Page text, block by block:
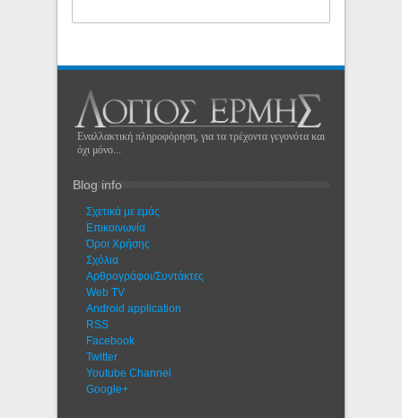
Εναλλακτική πληροφόρηση, για τα τρέχοντα γεγονότα και
όχι μόνο...
Blog info
Σχετικά με εμάς
Eπικοινωνία
Όροι Χρήσης
Σχόλια
Αρθρογράφοι/Συντάκτες
Web TV
Android application
RSS
Facebook
Twitter
Youtube Channel
Google+